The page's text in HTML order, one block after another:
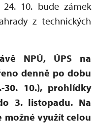
10. bude zámek
z technických
NPÚ, ÚPS na
denně po dobu
30. 10.), prohlídky
3. listopadu. Na
využít celou